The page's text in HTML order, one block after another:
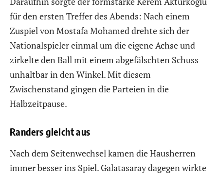
für den ersten Treffer des Abends: Nach einem
Zuspiel von Mostafa Mohamed drehte sich der
Nationalspieler einmal um die eigene Achse und
zirkelte den Ball mit einem abgefälschten Schuss
unhaltbar in den Winkel. Mit diesem
Zwischenstand gingen die Parteien in die
Halbzeitpause.
Randers gleicht aus
Nach dem Seitenwechsel kamen die Hausherren
immer besser ins Spiel. Galatasaray dagegen wirkte